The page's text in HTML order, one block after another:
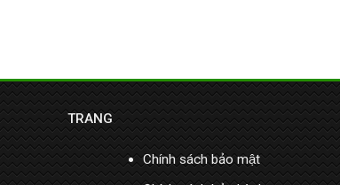
TRANG
Chính sách bảo mật